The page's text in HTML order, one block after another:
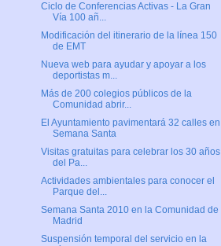
Ciclo de Conferencias Activas - La Gran
Vía 100 añ...
Modificación del itinerario de la línea 150
de EMT
Nueva web para ayudar y apoyar a los
deportistas m...
Más de 200 colegios públicos de la
Comunidad abrir...
El Ayuntamiento pavimentará 32 calles en
Semana Santa
Visitas gratuitas para celebrar los 30 años
del Pa...
Actividades ambientales para conocer el
Parque del...
Semana Santa 2010 en la Comunidad de
Madrid
Suspensión temporal del servicio en la